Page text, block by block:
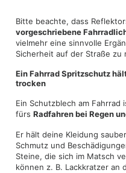
Bitte beachte, dass
vorgeschriebene
vielmehr eine sinnvolle
Sicherheit auf der Straße zu
Ein Fahrrad Spritzschutz
trocken
Ein Schutzblech am
fürs Radfahren bei Regen
Er hält deine Kleidung
Schmutz und
Steine, die sich im Matsch
können z. B. Lackkratzer an